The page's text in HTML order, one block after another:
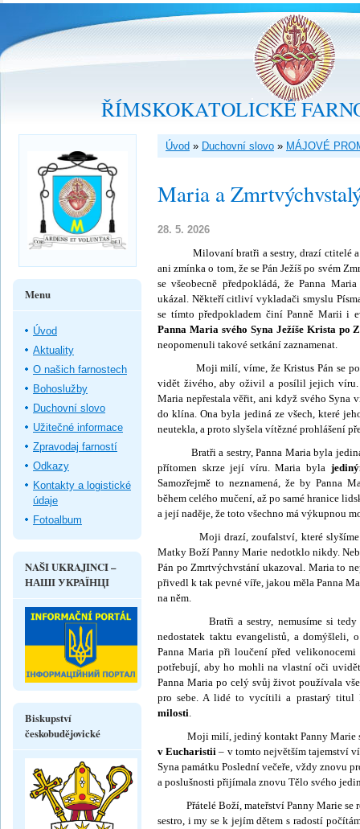
ŘÍMSKOKATOLICKÉ
Úvod » Duchovní slovo » MÁJOVÉ
Maria a
28. 5. 2026
Milovaní bratři a sestry, drazí ctitelé a
ani zmínka o tom, že se Pán Ježíš po svém
se všeobecně předpokládá, že Panna
ukázal. Ně­kteří citliví vykladači smyslu
se tímto předpokladem činí Panně Marii i
Panna Maria svého Syna Ježíše Krista po
neopome­nuli takové setkání zaznamenat.
Moji milí, víme, že Kristus Pán se po
vidět živého, aby oživil a posílil jejich víru.
Maria nepřestala věřit, ani když svého
do klína. Ona byla jediná ze všech, které
neutekla, a proto slyšela vítězné prohlášení
Bratři a sestry, Panna Maria byla jediná,
přítomen skrze její víru. Maria byla
Samozřejmě to neznamená, že by Panna
během celého mučení, až po samé hranice
a její naděje, že toto všechno má výkupnou
Moji drazí, zoufalství, které slyšíme ze
Matky Boží Panny Marie nedotklo nikdy.
Pán po Zmrtvýchvstání ukazoval. Maria to
přivedl k tak pevné víře, jakou měla Panna
na něm.
Bratři a sestry, nemusíme si tedy
nedostatek taktu evangelistů, a domýšleli,
Panna Maria při loučení před
potřebují, aby ho mohli na vlastní oči
Panna Maria po celý svůj život používala
pro sebe. A lidé to vycítili a prastarý titul
milosti.
Moji milí, jediný kontakt Panny Marie se
v Eucharistii– v tomto největším tajemství
Syna památku Poslední večeře, vždy znovu
a poslušnosti přijímala znovu Tělo svého
Přátelé Boží, mateřství Panny Marie se
sestro, i my se k jejím dětem s radostí
Menu
Úvod
Aktuality
O našich farnostech
Bohoslužby
Duchovní slovo
Užitečné informace
Zpravodaj farností
Odkazy
Kontakty a logistické
údaje
Fotoalbum
NAŠI UKRAJINCI –
НАШІ УКРАЇНЦІ
Biskupství
českobudějovické